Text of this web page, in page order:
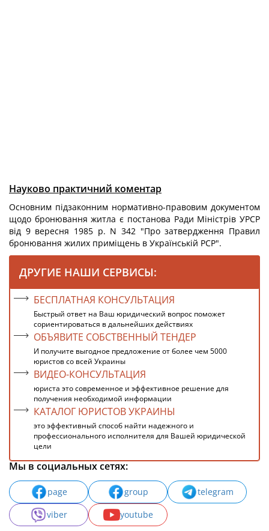
Науково практичний коментар
Основним підзаконним нормативно-правовим документом
щодо бронювання житла є постанова Ради Міністрів УРСР
від 9 вересня 1985 р. N 342 "Про затвердження Правил
бронювання жилих приміщень в Українській РСР".
ДРУГИЕ НАШИ СЕРВИСЫ:
БЕСПЛАТНАЯ КОНСУЛЬТАЦИЯ
Быстрый ответ на Ваш юридический вопрос поможет
сориентироваться в дальнейших действиях
ОБЪЯВИТЕ СОБСТВЕННЫЙ ТЕНДЕР
И получите выгодное предложение от более чем 5000
юристов со всей Украины
ВИДЕО-КОНСУЛЬТАЦИЯ
юриста это современное и эффективное решение для
получения необходимой информации
КАТАЛОГ ЮРИСТОВ УКРАИНЫ
это эффективный способ найти надежного и
профессионального исполнителя для Вашей юридической
цели
Мы в социальных сетях:
page group
telegram
viber
youtube